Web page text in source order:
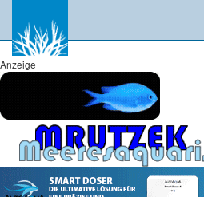
Anzeige